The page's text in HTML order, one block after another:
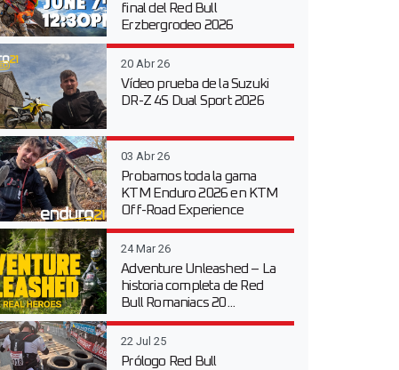
final del Red Bull
Erzbergrodeo 2026
20 Abr 26
Vídeo prueba de la Suzuki
DR-Z 4S Dual Sport 2026
03 Abr 26
Probamos toda la gama
KTM Enduro 2026 en KTM
Off-Road Experience
24 Mar 26
Adventure Unleashed – La
historia completa de Red
Bull Romaniacs 20...
22 Jul 25
Prólogo Red Bull